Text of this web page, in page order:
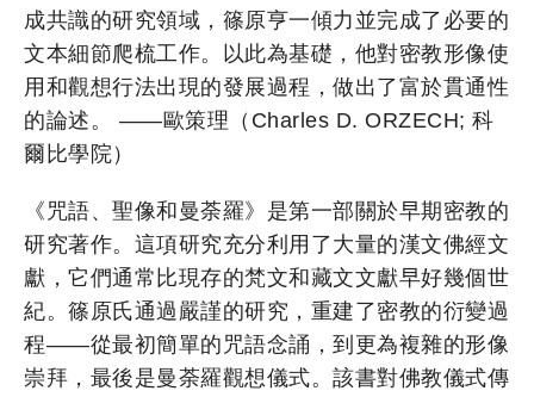
成共識的研究領域，篠原亨一傾力並完成了必要的
文本細節爬梳工作。以此為基礎，他對密教形像使
用和觀想行法出現的發展過程，做出了富於貫通性
的論述。 ——歐策理（Charles D. ORZECH; 科
爾比學院）
《咒語、聖像和曼荼羅》是第一部關於早期密教的
研究著作。這項研究充分利用了大量的漢文佛經文
獻，它們通常比現存的梵文和藏文文獻早好幾個世
紀。篠原氏通過嚴謹的研究，重建了密教的衍變過
程——從最初簡單的咒語念誦，到更為複雜的形像
崇拜，最後是曼荼羅觀想儀式。該書對佛教儀式傳